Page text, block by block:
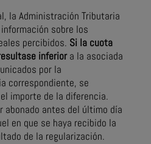
la Administración Tributaria
sobre los
percibidos. Si la cuota
inferiora la asociada
por la
correspondiente, se
importe de la diferencia.
abonado antes del último día
en que se haya recibido la
de la regularización.